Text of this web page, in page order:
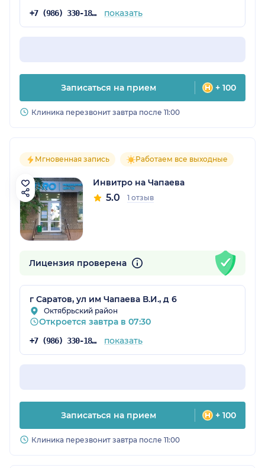
+7 (986) 330-18-96 показать
Записаться на прием + 100
Клиника перезвонит завтра после 11:00
Мгновенная запись Работаем все выходные
Инвитро на Чапаева
5.0 1 отзыв
Лицензия проверена
г Саратов, ул им Чапаева В.И., д 6
Октябрьский район
Откроется завтра в 07:30
+7 (986) 330-18-96 показать
Записаться на прием + 100
Клиника перезвонит завтра после 11:00